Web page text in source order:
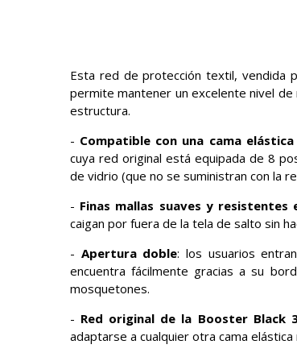
Esta red de protección textil, vendida
permite mantener un excelente nivel
estructura.
- Compatible con una cama
cuya red original está equipada de 8
de vidrio (que no se suministran con la
- Finas mallas suaves y resistentes
caigan por fuera de la tela de salto sin
- Apertura doble: los usuarios
encuentra fácilmente gracias a su
mosquetones.
- Red original de la Booster Black
adaptarse a cualquier otra cama